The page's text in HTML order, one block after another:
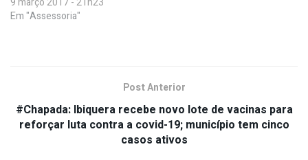
Em "Assessoria"
Post Anterior
#Chapada: Ibiquera recebe novo lote de vacinas para
reforçar luta contra a covid-19; município tem cinco
casos ativos